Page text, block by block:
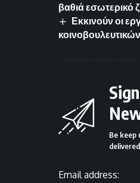
βαθιά εσωτερικό
Εκκινούν οι
Be keep
Email address: